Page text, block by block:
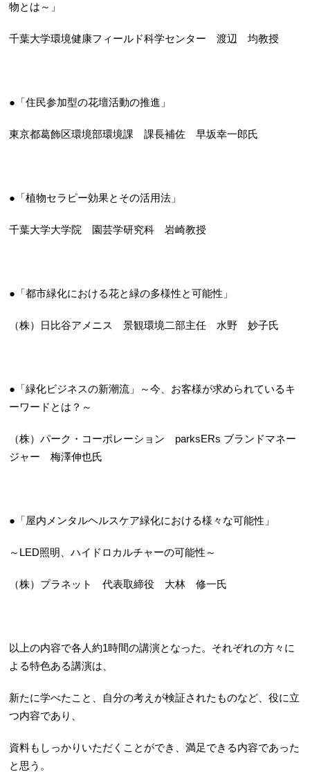
物とは～」
千葉大学環境健康フィールド科学センター 渡辺 均教授
●「住民参加型の花壇活動の推進」
東京都葛飾区環境部環境課 課長補佐 早坂幸一郎氏
●「植物セラピー効果とその活用法」
千葉大学大学院 園芸学研究科 岩崎教授
●「都市緑化における花と緑の多様性と可能性」
（株）日比谷アメニス 景観環境二部主任 水野 妙子氏
●「緑化ビジネスの新潮流」～今、お客様が求められているキ
ーワードとは？～
（株）パーク・コーポレーション parksERs ブランドマネー
ジャー 梅澤伸也氏
●「屋内メンタルヘルスケア緑化における様々な可能性」
～LED照明、ハイドロカルチャーの可能性～
（株）プラネット 代表取締役 大林 修一氏
以上の内容で各人約1時間の講演となった。それぞれの方々に
よる特色ある講演は、
新たに学べたこと、自分の考えが検証されたものなど、役に立
つ内容であり、
資料もしっかりいただくことができ、満足できる内容であった
と思う。